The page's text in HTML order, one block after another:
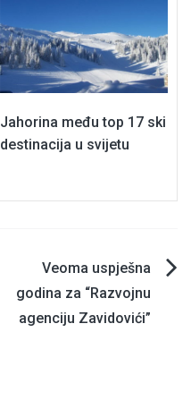
Jahorina među top 17 ski
destinacija u svijetu
Veoma uspješna
godina za “Razvojnu
agenciju Zavidovići”